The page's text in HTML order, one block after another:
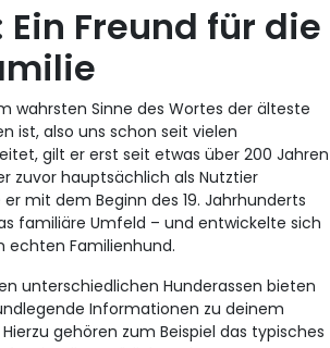
Ein Freund für die
wahrsten Sinne des Wortes der älteste
ist, also uns schon seit vielen
gilt er erst seit etwas über 200 Jahren
zuvor hauptsächlich als Nutztier
mit dem Beginn des 19. Jahrhunderts
familiäre Umfeld – und entwickelte sich
echten Familienhund.
unterschiedlichen Hunderassen bieten
Informationen zu deinem
gehören zum Beispiel das typisches